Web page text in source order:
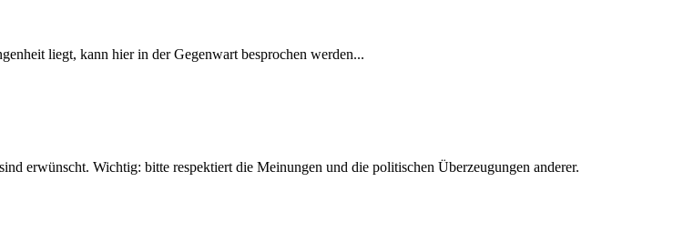
liegt, kann hier in der Gegenwart besprochen werden...
erwünscht. Wichtig: bitte respektiert die Meinungen und die politischen Überzeugungen anderer.